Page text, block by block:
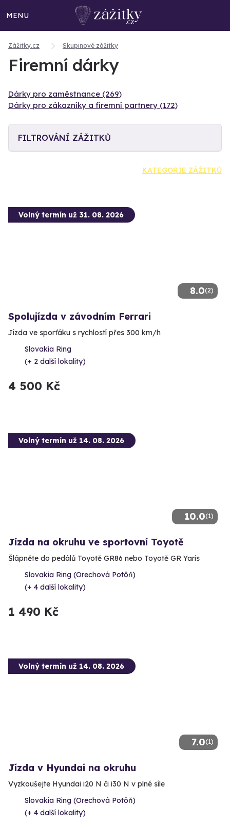
MENU
Zážitky.cz Skupinové zážitky
Firemní dárky
Dárky pro zaměstnance (269)
Dárky pro zákazníky a firemní partnery (172)
FILTROVÁNÍ ZÁŽITKŮ
KATEGORIE ZÁŽITKŮ
8.0(2)
Volný termín už 31. 08. 2026
Spolujízda v závodním Ferrari
Jízda ve sporťáku s rychlostí přes 300 km/h
Slovakia Ring
(+ 2 další lokality)
4 500 Kč
10.0(1)
Volný termín už 14. 08. 2026
Jízda na okruhu ve sportovní Toyotě
Šlápněte do pedálů Toyotě GR86 nebo Toyotě GR Yaris
Slovakia Ring (Orechová Potôň)
(+ 4 další lokality)
1 490 Kč
7.0(1)
Volný termín už 14. 08. 2026
Jízda v Hyundai na okruhu
Vyzkoušejte Hyundai i20 N či i30 N v plné síle
Slovakia Ring (Orechová Potôň)
(+ 4 další lokality)